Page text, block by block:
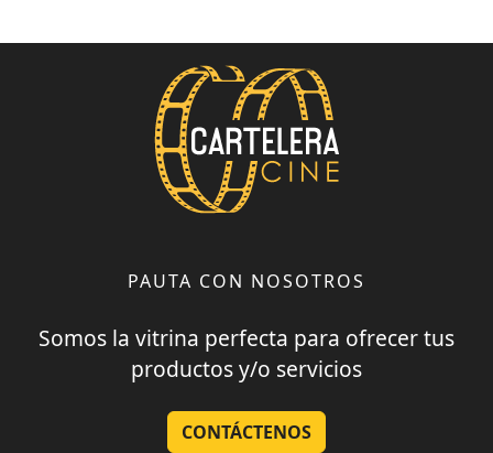
PAUTA CON NOSOTROS
Somos la vitrina perfecta para ofrecer tus
productos y/o servicios
CONTÁCTENOS